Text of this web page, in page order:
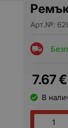
Арт.№:
7.67€
В